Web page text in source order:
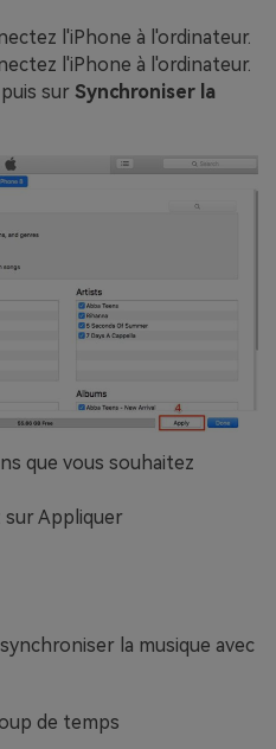
l'iPhone à l'ordinateur.
l'iPhone à l'ordinateur.
sur Synchroniser la
que vous souhaitez
sur Appliquer
la musique avec
de temps